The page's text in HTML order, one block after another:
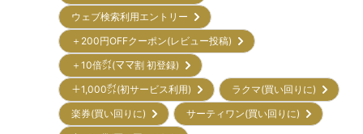
ウェブ検索利用エントリー
＋200円OFFクーポン(レビュー投稿)
＋10倍㌽(ママ割 初登録)
＋1,000㌽(初サービス利用)
ラクマ(買い回りに)
楽券(買い回りに)
サーティワン(買い回りに)